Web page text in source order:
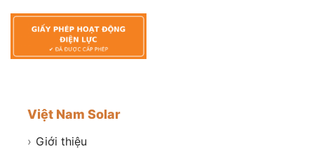
Việt Nam Solar
› Giới thiệu